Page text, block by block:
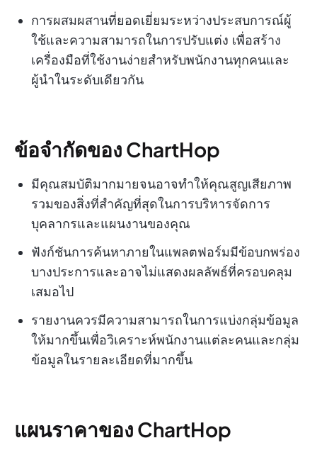
การผสมผสานที่ยอดเยี่ยมระหว่างประสบการณ์ผู้
ใช้และความสามารถในการปรับแต่ง เพื่อสร้าง
เครื่องมือที่ใช้งานง่ายสำหรับพนักงานทุกคนและ
ผู้นำในระดับเดียวกัน
ข้อจำกัดของ ChartHop
มีคุณสมบัติมากมายจนอาจทำให้คุณสูญเสียภาพ
รวมของสิ่งที่สำคัญที่สุดในการบริหารจัดการ
บุคลากรและแผนงานของคุณ
ฟังก์ชันการค้นหาภายในแพลตฟอร์มมีข้อบกพร่อง
บางประการและอาจไม่แสดงผลลัพธ์ที่ครอบคลุม
เสมอไป
รายงานควรมีความสามารถในการแบ่งกลุ่มข้อมูล
ให้มากขึ้นเพื่อวิเคราะห์พนักงานแต่ละคนและกลุ่ม
ข้อมูลในรายละเอียดที่มากขึ้น
แผนราคาของ ChartHop